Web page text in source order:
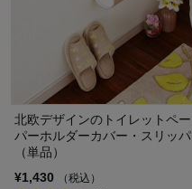
北欧デザインのトイレットペー
パーホルダーカバー・スリッパ
（単品）
¥1,430
（税込）